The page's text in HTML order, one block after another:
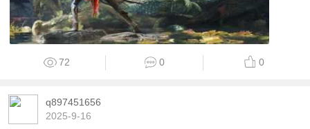
72 0 0
q897451656
2025-9-16